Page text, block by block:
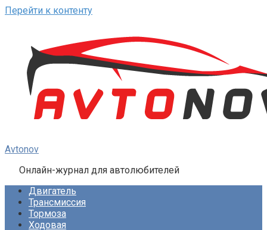
Перейти к контенту
Avtonov
Онлайн-журнал для автолюбителей
Двигатель
Трансмиссия
Тормоза
Ходовая